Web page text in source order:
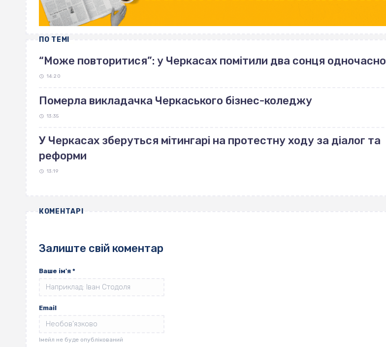
ПО ТЕМІ
“Може повторитися”: у Черкасах помітили два сонця одночасно
14:20
Померла викладачка Черкаського бізнес-коледжу
13:35
У Черкасах зберуться мітингарі на протестну ходу за діалог та
реформи
13:19
КОМЕНТАРІ
Залиште свій коментар
Ваше ім'я *
Email